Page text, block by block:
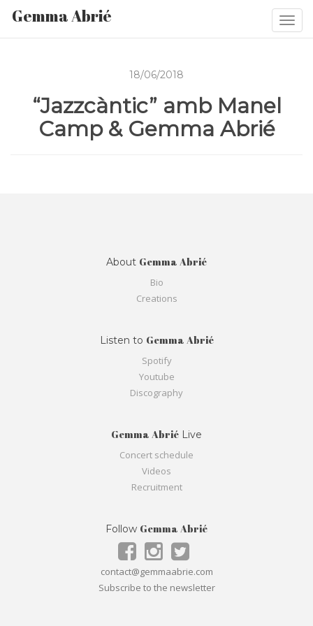
Gemma Abrié
18/06/2018
“Jazzcàntic” amb Manel
Camp & Gemma Abrié
About Gemma Abrié
Bio
Creations
Listen to Gemma Abrié
Spotify
Youtube
Discography
Gemma Abrié Live
Concert schedule
Videos
Recruitment
Follow Gemma Abrié
contact@gemmaabrie.com
Subscribe to the newsletter